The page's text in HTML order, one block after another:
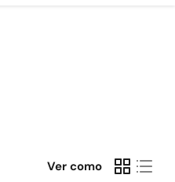
Ver como